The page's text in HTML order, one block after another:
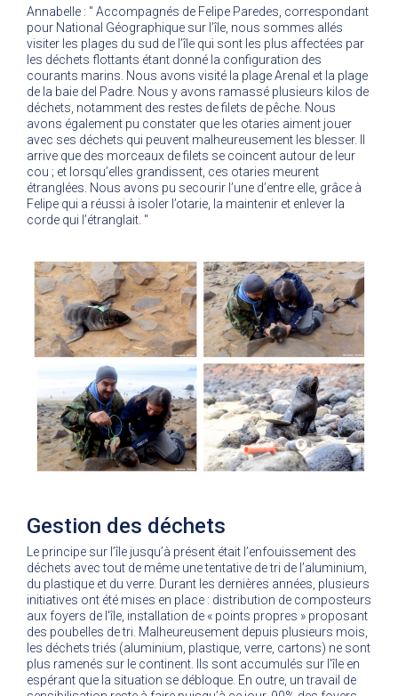
Annabelle : " Accompagnés de Felipe Paredes, correspondant
pour National Géographique sur l’île, nous sommes allés
visiter les plages du sud de l’île qui sont les plus affectées par
les déchets flottants étant donné la configuration des
courants marins. Nous avons visité la plage Arenal et la plage
de la baie del Padre. Nous y avons ramassé plusieurs kilos de
déchets, notamment des restes de filets de pêche. Nous
avons également pu constater que les otaries aiment jouer
avec ses déchets qui peuvent malheureusement les blesser. Il
arrive que des morceaux de filets se coincent autour de leur
cou ; et lorsqu’elles grandissent, ces otaries meurent
étranglées. Nous avons pu secourir l’une d’entre elle, grâce à
Felipe qui a réussi à isoler l’otarie, la maintenir et enlever la
corde qui l’étranglait. "
Gestion des déchets
Le principe sur l’île jusqu’à présent était l’enfouissement des
déchets avec tout de même une tentative de tri de l’aluminium,
du plastique et du verre. Durant les dernières années, plusieurs
initiatives ont été mises en place : distribution de composteurs
aux foyers de l'île, installation de « points propres » proposant
des poubelles de tri. Malheureusement depuis plusieurs mois,
les déchets triés (aluminium, plastique, verre, cartons) ne sont
plus ramenés sur le continent. Ils sont accumulés sur l'île en
espérant que la situation se débloque. En outre, un travail de